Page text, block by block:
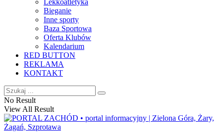
Lekkoatletyka
Bieganie
Inne sporty
Baza Sportowa
Oferta Klubów
Kalendarium
RED BUTTON
REKLAMA
KONTAKT
No Result
View All Result